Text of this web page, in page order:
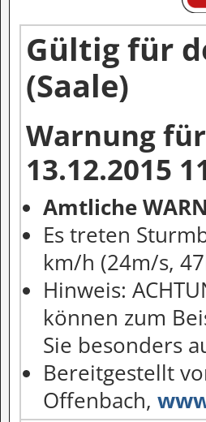
Gültig für
(Saale)
Warnung für
13.12.2015
Amtliche
Es treten
km/h (24m/s,
Hinweis:
können zum
Sie besonders
Bereitgestellt
Offenbach,